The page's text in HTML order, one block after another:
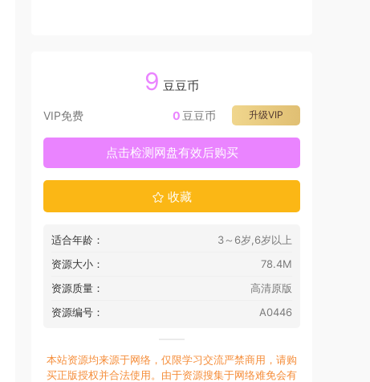
9 豆豆币
VIP免费 升级VIP
0 豆豆币
点击检测网盘有效后购买
收藏
适合年龄：
3～6岁,6岁以上
资源大小：
78.4M
资源质量：
高清原版
资源编号：
A0446
本站资源均来源于网络，仅限学习交流严禁商用，请购
买正版授权并合法使用。由于资源搜集于网络难免会有